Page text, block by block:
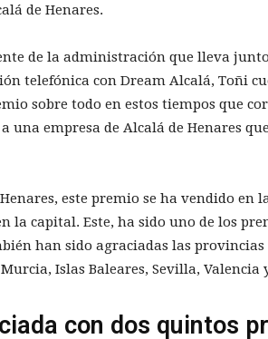
de Henares.
de la administración que lleva
telefónica con Dream Alcalá, Toñi
sobre todo en estos tiempos que
empresa de Alcalá de Henares
este premio se ha vendido en
la capital. Este, ha sido uno de los
han sido agraciadas las provincias
Islas Baleares, Sevilla, Valencia
con dos quintos